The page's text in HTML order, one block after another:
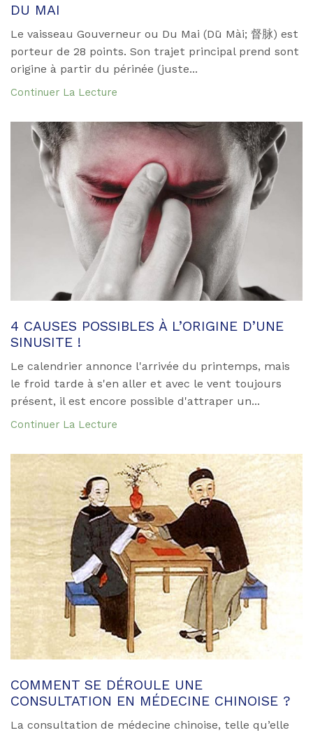
DU MAI
Le vaisseau Gouverneur ou Du Mai (Dū Mài; 督脉) est
porteur de 28 points. Son trajet principal prend sont
origine à partir du périnée (juste...
Continuer La Lecture
4 CAUSES POSSIBLES À L’ORIGINE D’UNE
SINUSITE !
Le calendrier annonce l'arrivée du printemps, mais
le froid tarde à s'en aller et avec le vent toujours
présent, il est encore possible d'attraper un...
Continuer La Lecture
COMMENT SE DÉROULE UNE
CONSULTATION EN MÉDECINE CHINOISE ?
La consultation de médecine chinoise, telle qu’elle